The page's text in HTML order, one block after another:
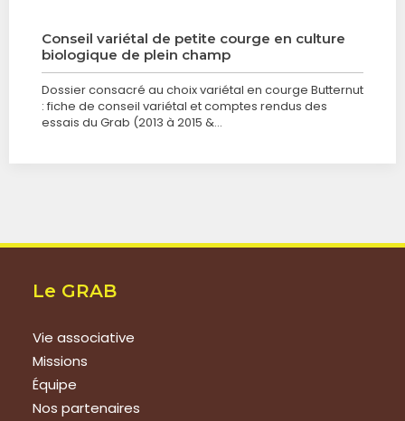
Conseil variétal de petite courge en culture
biologique de plein champ
Dossier consacré au choix variétal en courge Butternut
: fiche de conseil variétal et comptes rendus des
essais du Grab (2013 à 2015 &…
Le GRAB
Vie associative
Missions
Équipe
Nos partenaires